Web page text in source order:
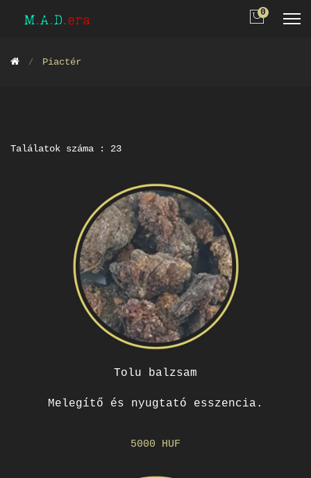
0
Piactér
Találatok száma : 23
Tolu balzsam
Melegítő és nyugtató esszencia.
5000 HUF